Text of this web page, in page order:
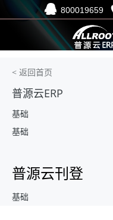
< 返回首页
普源云ERP
基础
基础
普源云刊登
基础
800019659